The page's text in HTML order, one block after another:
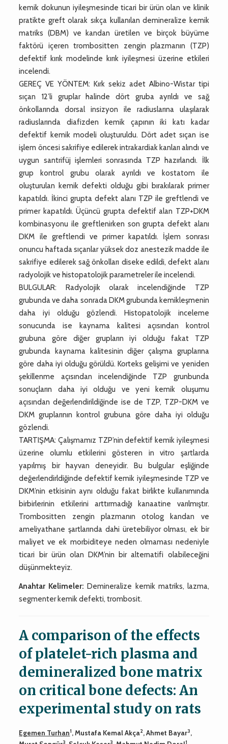
kemik dokunun iyileşmesinde ticari bir ürün olan ve klinik
pratikte greft olarak sıkça kullanılan demineralize kemik
matriks (DBM) ve kandan üretilen ve birçok büyüme
faktörü içeren trombositten zengin plazmanın (TZP)
defektif kırık modelinde kırık iyileşmesi üzerine etkileri
incelendi.
GEREÇ VE YÖNTEM: Kırk sekiz adet Albino-Wistar tipi
sıçan 12’li gruplar halinde dört gruba ayrıldı ve sağ
önkollarında dorsal insizyon ile radiuslarına ulaşılarak
radiuslarında diafizden kemik çapının iki katı kadar
defektif kemik modeli oluşturuldu. Dört adet sıçan ise
işlem öncesi sakrifiye edilerek intrakardiak kanları alındı ve
uygun santrifüj işlemleri sonrasında TZP hazırlandı. İlk
grup kontrol grubu olarak ayrıldı ve kostatom ile
oluşturulan kemik defekti olduğu gibi bırakılarak primer
kapatıldı. İkinci grupta defekt alanı TZP ile greftlendi ve
primer kapatıldı. Üçüncü grupta defektif alan TZP+DKM
kombinasyonu ile greftlenirken son grupta defekt alanı
DKM ile greftlendi ve primer kapatıldı. İşlem sonrası
onuncu haftada sıçanlar yüksek doz anestezik madde ile
sakrifiye edilerek sağ önkolları diseke edildi, defekt alanı
radyolojik ve histopatolojik parametreler ile incelendi.
BULGULAR: Radyolojik olarak incelendiğinde TZP
grubunda ve daha sonrada DKM grubunda kemikleşmenin
daha iyi olduğu gözlendi. Histopatolojik inceleme
sonucunda ise kaynama kalitesi açısından kontrol
grubuna göre diğer grupların iyi olduğu fakat TZP
grubunda kaynama kalitesinin diğer çalışma gruplarına
göre daha iyi olduğu görüldü. Korteks gelişimi ve yeniden
şekillenme açısından incelendiğinde TZP grunbunda
sonuçların daha iyi olduğu ve yeni kemik oluşumu
açısından değerlendirildiğinde ise de TZP, TZP-DKM ve
DKM gruplarının kontrol grubuna göre daha iyi olduğu
gözlendi.
TARTIŞMA: Çalışmamız TZP’nin defektif kemik iyileşmesi
üzerine olumlu etkilerini gösteren in vitro şartlarda
yapılmış bir hayvan deneyidir. Bu bulgular eşliğinde
değerlendirldiğinde defektif kemik iyileşmesinde TZP ve
DKM’nin etkisinin aynı olduğu fakat birlikte kullanımında
birbirlerinin etkilerini arttırmadığı kanaatine varılmıştır.
Trombositten zengin plazmanın otolog kandan ve
ameliyathane şartlarında dahi üretebiliyor olması, ek bir
maliyet ve ek morbiditeye neden olmaması nedeniyle
ticari bir ürün olan DKM’nin bir alternatifi olabileceğini
düşünmekteyiz.
Anahtar Kelimeler: Demineralize kemik matriks, lazma,
segmenter kemik defekti, trombosit.
A comparison of the effects
of platelet-rich plasma and
demineralized bone matrix
on critical bone defects: An
experimental study on rats
Egemen Turhan1, Mustafa Kemal Akça2, Ahmet Bayar3,
3 3 1